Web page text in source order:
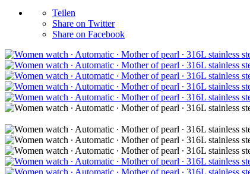
Teilen
Share on Twitter
Share on Facebook